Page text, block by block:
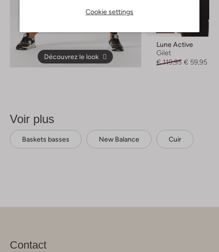
Cookie settings
Découvrez le look
Lune Active
Gilet
€ 119,95 € 59,95
Voir plus
Baskets basses New Balance Cuir
Contact